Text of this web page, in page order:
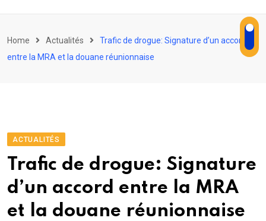
Home Actualités
Trafic de drogue: Signature d’un accord
entre la MRA et la douane réunionnaise
ACTUALITÉS
Trafic de drogue: Signature
d’un accord entre la MRA
et la douane réunionnaise